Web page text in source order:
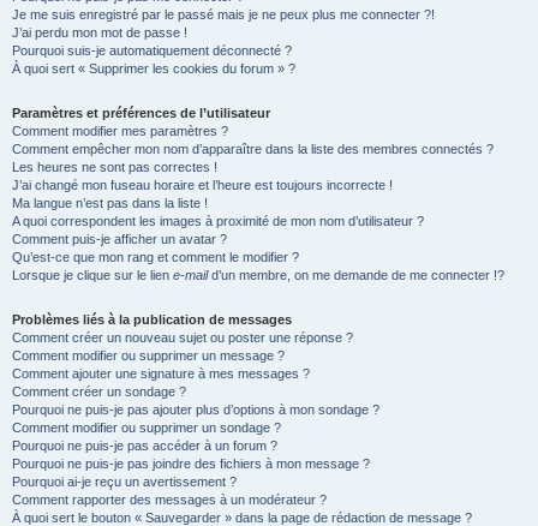
Je me suis enregistré par le passé mais je ne peux plus me connecter ?!
J’ai perdu mon mot de passe !
Pourquoi suis-je automatiquement déconnecté ?
À quoi sert « Supprimer les cookies du forum » ?
Paramètres et préférences de l’utilisateur
Comment modifier mes paramètres ?
Comment empêcher mon nom d’apparaître dans la liste des membres connectés ?
Les heures ne sont pas correctes !
J’ai changé mon fuseau horaire et l’heure est toujours incorrecte !
Ma langue n’est pas dans la liste !
A quoi correspondent les images à proximité de mon nom d’utilisateur ?
Comment puis-je afficher un avatar ?
Qu’est-ce que mon rang et comment le modifier ?
Lorsque je clique sur le lien e-maild’un membre, on me demande de me connecter !?
Problèmes liés à la publication de messages
Comment créer un nouveau sujet ou poster une réponse ?
Comment modifier ou supprimer un message ?
Comment ajouter une signature à mes messages ?
Comment créer un sondage ?
Pourquoi ne puis-je pas ajouter plus d’options à mon sondage ?
Comment modifier ou supprimer un sondage ?
Pourquoi ne puis-je pas accéder à un forum ?
Pourquoi ne puis-je pas joindre des fichiers à mon message ?
Pourquoi ai-je reçu un avertissement ?
Comment rapporter des messages à un modérateur ?
À quoi sert le bouton « Sauvegarder » dans la page de rédaction de message ?